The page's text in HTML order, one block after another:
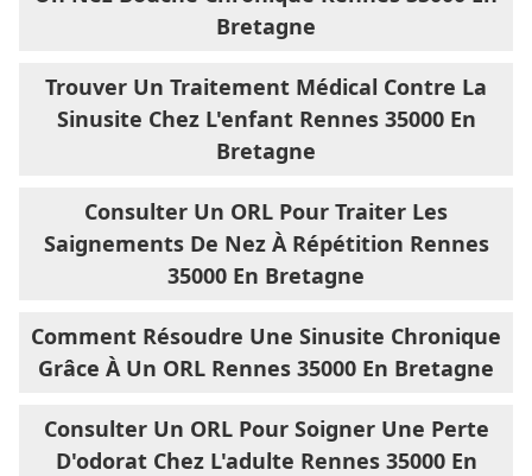
Bretagne
Trouver Un Traitement Médical Contre La
Sinusite Chez L'enfant Rennes 35000 En
Bretagne
Consulter Un ORL Pour Traiter Les
Saignements De Nez À Répétition Rennes
35000 En Bretagne
Comment Résoudre Une Sinusite Chronique
Grâce À Un ORL Rennes 35000 En Bretagne
Consulter Un ORL Pour Soigner Une Perte
D'odorat Chez L'adulte Rennes 35000 En